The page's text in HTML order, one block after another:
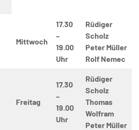
Mittwoch
17.30
–
19.00
Uhr
Rüdiger
Scholz
Peter Müller
Rolf Nemec
Freitag
17.30
–
19.00
Uhr
Rüdiger
Scholz
Thomas
Wolfram
Peter Müller